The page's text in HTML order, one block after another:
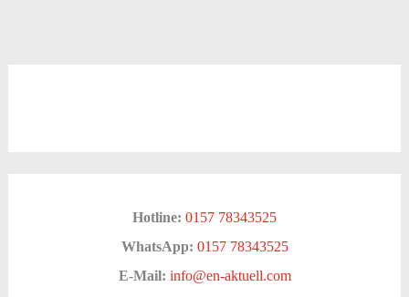
Hotline: 0157 78343525
WhatsApp: 0157 78343525
E-Mail: info@en-aktuell.com